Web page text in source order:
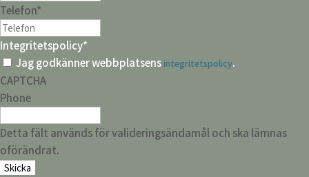
Telefon*
Integritetspolicy*
Jag godkänner webbplatsensintegritetspolicy.
CAPTCHA
Phone
Detta fält används för valideringsändamål och ska lämnas
oförändrat.